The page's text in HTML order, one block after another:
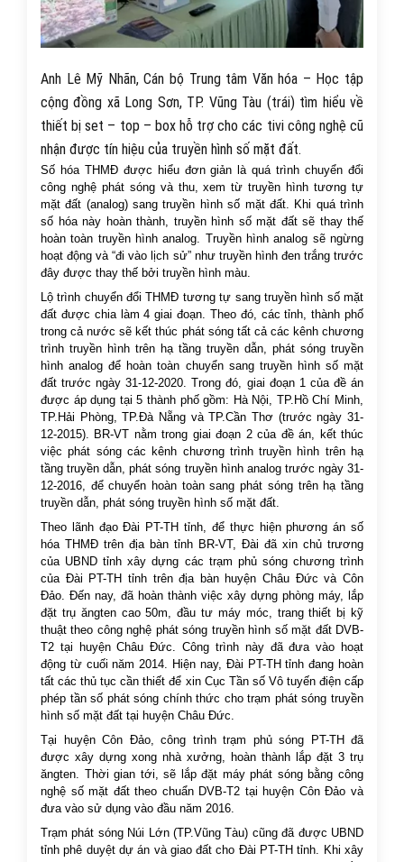
Anh Lê Mỹ Nhãn, Cán bộ Trung tâm Văn hóa – Học tập
cộng đồng xã Long Sơn, TP. Vũng Tàu (trái) tìm hiểu về
thiết bị set – top – box hỗ trợ cho các tivi công nghệ cũ
nhận được tín hiệu của truyền hình số mặt đất.
Số hóa THMĐ được hiểu đơn giản là quá trình chuyển đổi
công nghệ phát sóng và thu, xem từ truyền hình tương tự
mặt đất (analog) sang truyền hình số mặt đất. Khi quá trình
số hóa này hoàn thành, truyền hình số mặt đất sẽ thay thế
hoàn toàn truyền hình analog. Truyền hình analog sẽ ngừng
hoạt động và “đi vào lịch sử” như truyền hình đen trắng trước
đây được thay thế bởi truyền hình màu.
Lộ trình chuyển đổi THMĐ tương tự sang truyền hình số mặt
đất được chia làm 4 giai đoạn. Theo đó, các tỉnh, thành phố
trong cả nước sẽ kết thúc phát sóng tất cả các kênh chương
trình truyền hình trên hạ tầng truyền dẫn, phát sóng truyền
hình analog để hoàn toàn chuyển sang truyền hình số mặt
đất trước ngày 31-12-2020. Trong đó, giai đoạn 1 của đề án
được áp dụng tại 5 thành phố gồm: Hà Nội, TP.Hồ Chí Minh,
TP.Hải Phòng, TP.Đà Nẵng và TP.Cần Thơ (trước ngày 31-
12-2015). BR-VT nằm trong giai đoạn 2 của đề án, kết thúc
việc phát sóng các kênh chương trình truyền hình trên hạ
tầng truyền dẫn, phát sóng truyền hình analog trước ngày 31-
12-2016, để chuyển hoàn toàn sang phát sóng trên hạ tầng
truyền dẫn, phát sóng truyền hình số mặt đất.
Theo lãnh đạo Đài PT-TH tỉnh, để thực hiện phương án số
hóa THMĐ trên địa bàn tỉnh BR-VT, Đài đã xin chủ trương
của UBND tỉnh xây dựng các trạm phủ sóng chương trình
của Đài PT-TH tỉnh trên địa bàn huyện Châu Đức và Côn
Đảo. Đến nay, đã hoàn thành việc xây dựng phòng máy, lắp
đặt trụ ăngten cao 50m, đầu tư máy móc, trang thiết bị kỹ
thuật theo công nghệ phát sóng truyền hình số mặt đất DVB-
T2 tại huyện Châu Đức. Công trình này đã đưa vào hoạt
động từ cuối năm 2014. Hiện nay, Đài PT-TH tỉnh đang hoàn
tất các thủ tục cần thiết để xin Cục Tần số Vô tuyến điện cấp
phép tần số phát sóng chính thức cho trạm phát sóng truyền
hình số mặt đất tại huyện Châu Đức.
Tại huyện Côn Đảo, công trình trạm phủ sóng PT-TH đã
được xây dựng xong nhà xưởng, hoàn thành lắp đặt 3 trụ
ăngten. Thời gian tới, sẽ lắp đặt máy phát sóng bằng công
nghệ số mặt đất theo chuẩn DVB-T2 tại huyện Côn Đảo và
đưa vào sử dụng vào đầu năm 2016.
Trạm phát sóng Núi Lớn (TP.Vũng Tàu) cũng đã được UBND
tỉnh phê duyệt dự án và giao đất cho Đài PT-TH tỉnh. Khi xây